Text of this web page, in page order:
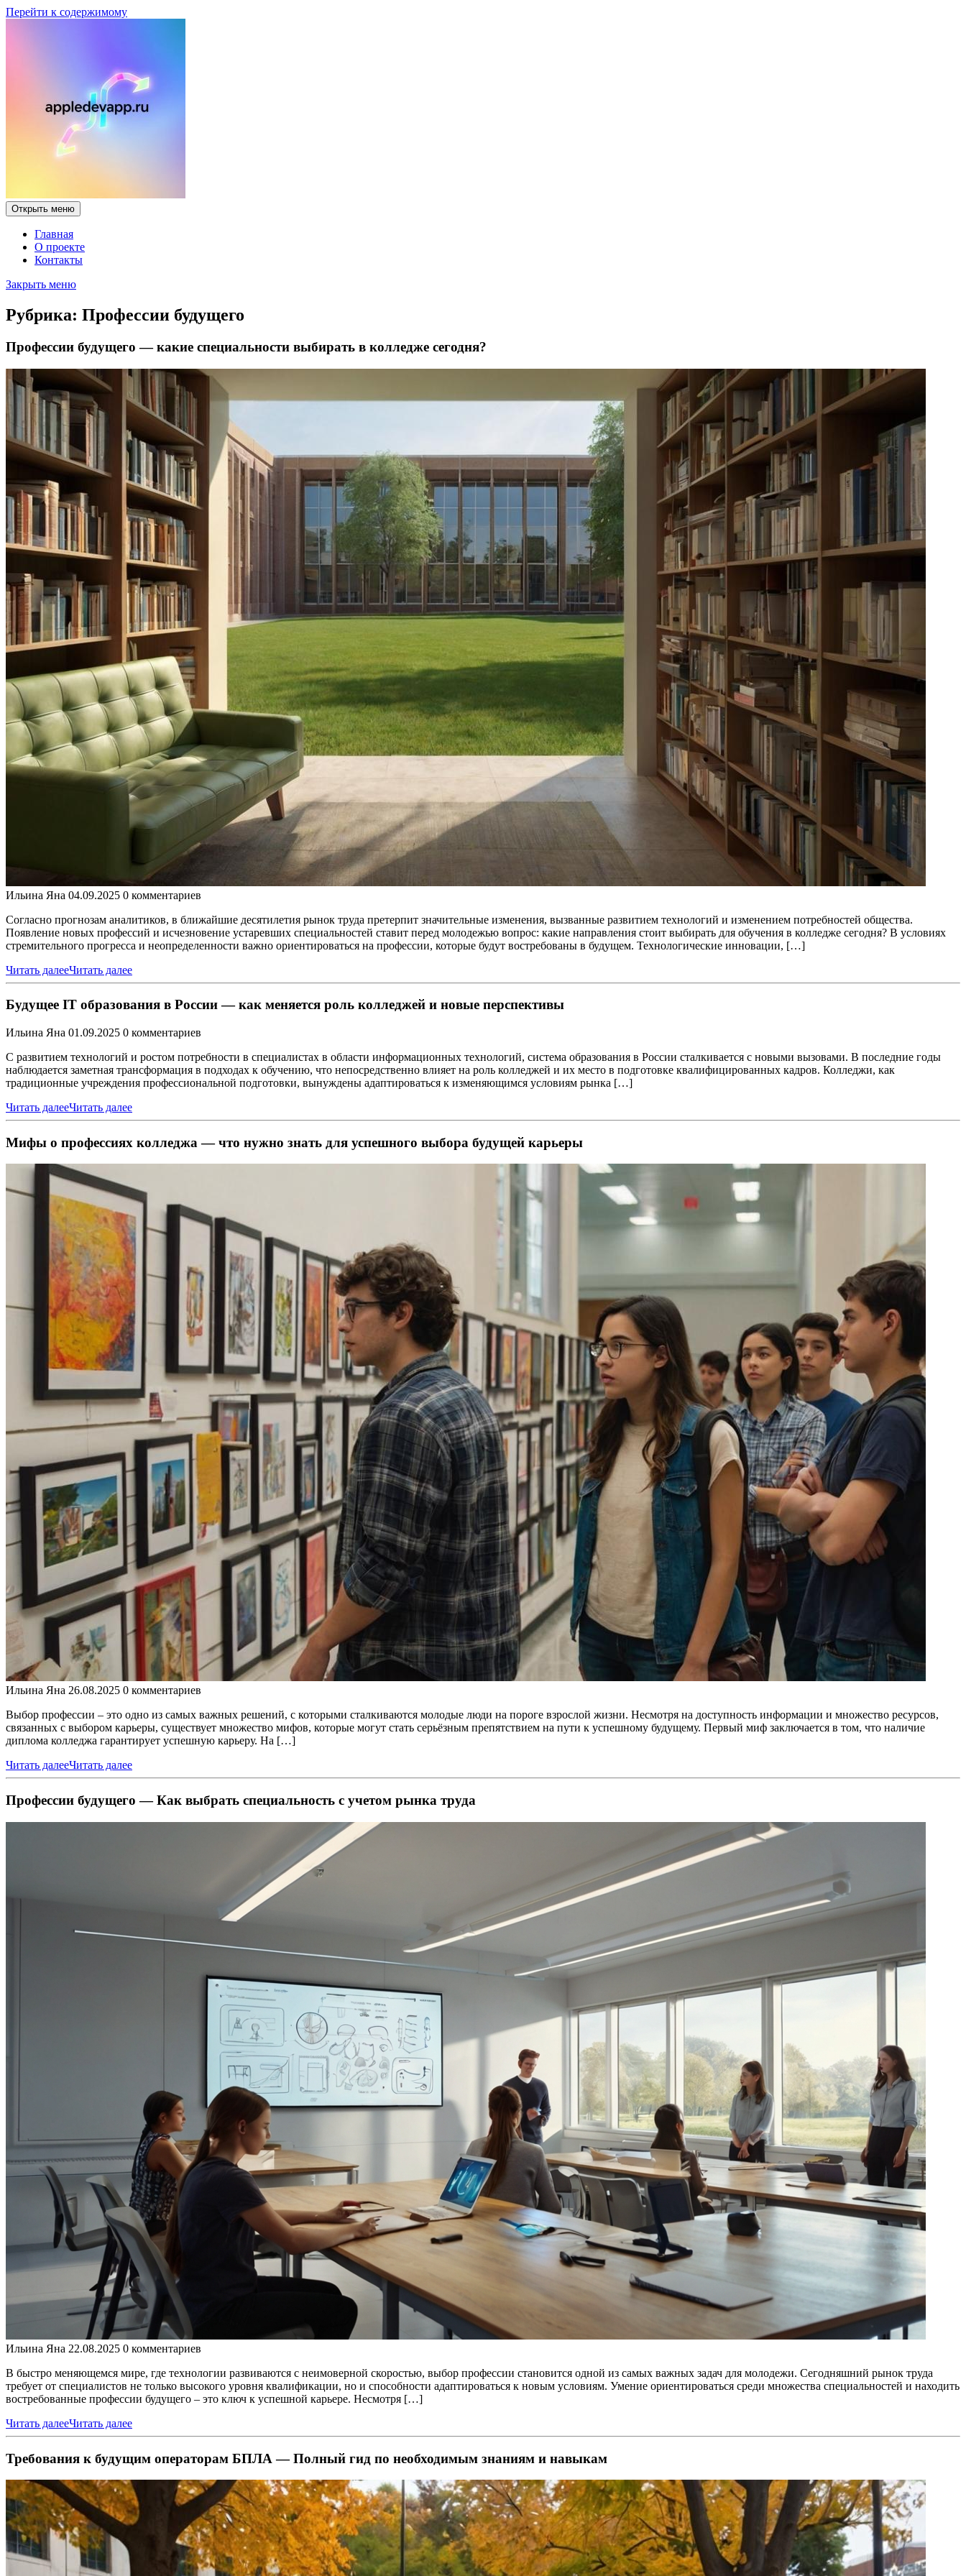
Перейти к содержимому
Открыть меню
Главная
О проекте
Контакты
Закрыть меню
Рубрика: Профессии будущего
Профессии будущего — какие специальности выбирать в колледже сегодня?
Ильина Яна 04.09.2025 0 комментариев
Согласно прогнозам аналитиков, в ближайшие десятилетия рынок труда претерпит значительные изменения, вызванные развитием технологий и изменением потребностей общества.
Появление новых профессий и исчезновение устаревших специальностей ставит перед молодежью вопрос: какие направления стоит выбирать для обучения в колледже сегодня? В условиях
стремительного прогресса и неопределенности важно ориентироваться на профессии, которые будут востребованы в будущем. Технологические инновации, […]
Читать далееЧитать далее
Будущее IT образования в России — как меняется роль колледжей и новые перспективы
Ильина Яна 01.09.2025 0 комментариев
С развитием технологий и ростом потребности в специалистах в области информационных технологий, система образования в России сталкивается с новыми вызовами. В последние годы
наблюдается заметная трансформация в подходах к обучению, что непосредственно влияет на роль колледжей и их место в подготовке квалифицированных кадров. Колледжи, как
традиционные учреждения профессиональной подготовки, вынуждены адаптироваться к изменяющимся условиям рынка […]
Читать далееЧитать далее
Мифы о профессиях колледжа — что нужно знать для успешного выбора будущей карьеры
Ильина Яна 26.08.2025 0 комментариев
Выбор профессии – это одно из самых важных решений, с которыми сталкиваются молодые люди на пороге взрослой жизни. Несмотря на доступность информации и множество ресурсов,
связанных с выбором карьеры, существует множество мифов, которые могут стать серьёзным препятствием на пути к успешному будущему. Первый миф заключается в том, что наличие
диплома колледжа гарантирует успешную карьеру. На […]
Читать далееЧитать далее
Профессии будущего — Как выбрать специальность с учетом рынка труда
Ильина Яна 22.08.2025 0 комментариев
В быстро меняющемся мире, где технологии развиваются с неимоверной скоростью, выбор профессии становится одной из самых важных задач для молодежи. Сегодняшний рынок труда
требует от специалистов не только высокого уровня квалификации, но и способности адаптироваться к новым условиям. Умение ориентироваться среди множества специальностей и находить
востребованные профессии будущего – это ключ к успешной карьере. Несмотря […]
Читать далееЧитать далее
Требования к будущим операторам БПЛА — Полный гид по необходимым знаниям и навыкам